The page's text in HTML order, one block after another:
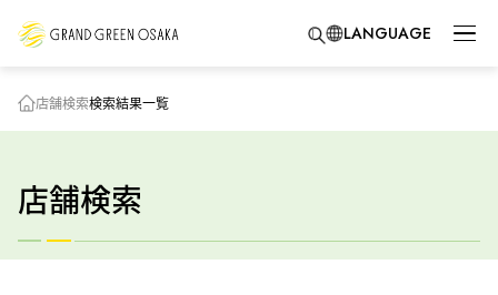
LANGUAGE
店舗検索検索結果一覧
店舗検索